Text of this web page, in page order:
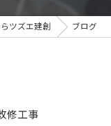
ツズエ建創 ブログ
修工事